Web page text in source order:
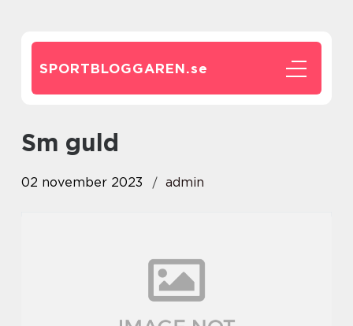
SPORTBLOGGAREN.se
sm guld
02 november 2023 admin